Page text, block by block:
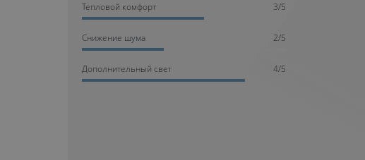
Тепловой комфорт 3/5
Cнижение шума 2/5
Дополнительный свет 4/5